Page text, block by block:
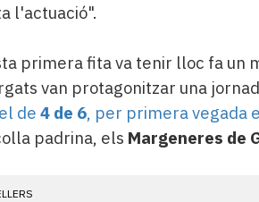
l'actuació".
primera fita va tenir lloc fa un
van protagonitzar una
de 4 de 6, per primera vegada
padrina, els Margeneres de